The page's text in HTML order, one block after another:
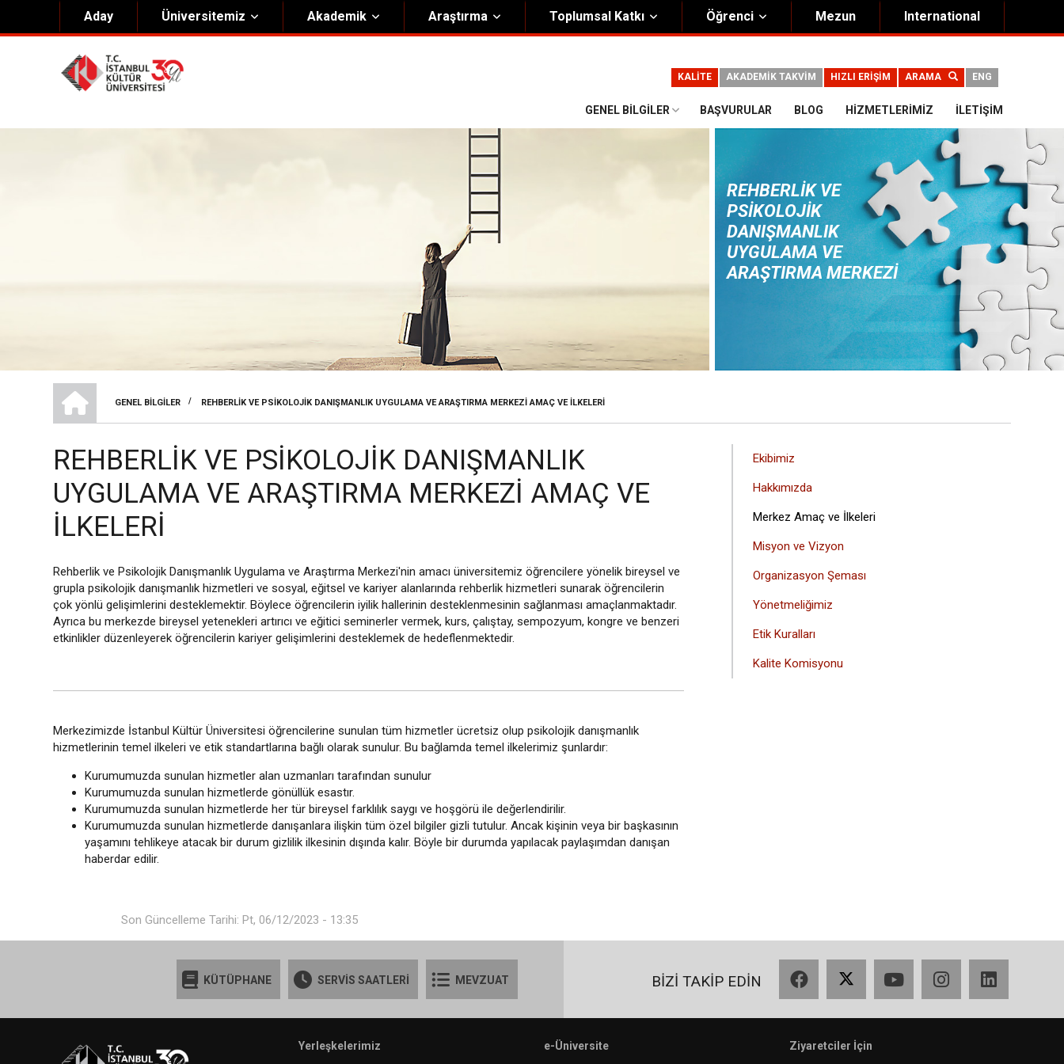
Aday Üniversitemiz
Hakkımızda
Genel Bilgiler
Akademik Araştırma Toplumsal Katkı Öğrenci Mezun International
ENG
ARAMA
HIZLI ERİŞİM
AKADEMİK TAKVİM
KALİTE
GENEL BILGILER BAŞVURULAR BLOG HIZMETLERIMIZ İLETIŞIM
REHBERLIK VE
PSIKOLOJIK
DANIŞMANLIK
UYGULAMA VE
ARAŞTIRMA MERKEZI
SAYFA
YOLU
GENEL BILGILER
/ REHBERLIK VE PSIKOLOJIK DANIŞMANLIK UYGULAMA VE ARAŞTIRMA MERKEZI AMAÇ VE İLKELERI
REHBERLIK VE PSIKOLOJIK DANIŞMANLIK
UYGULAMA VE ARAŞTIRMA MERKEZI AMAÇ VE
İLKELERI
Rehberlik ve Psikolojik Danışmanlık Uygulama ve Araştırma Merkezi'nin amacı üniversitemiz öğrencilere yönelik bireysel ve
grupla psikolojik danışmanlık hizmetleri ve sosyal, eğitsel ve kariyer alanlarında rehberlik hizmetleri sunarak öğrencilerin
çok yönlü gelişimlerini desteklemektir. Böylece öğrencilerin iyilik hallerinin desteklenmesinin sağlanması amaçlanmaktadır.
Ayrıca bu merkezde bireysel yetenekleri artırıcı ve eğitici seminerler vermek, kurs, çalıştay, sempozyum, kongre ve benzeri
etkinlikler düzenleyerek öğrencilerin kariyer gelişimlerini desteklemek de hedeflenmektedir.
Merkezimizde İstanbul Kültür Üniversitesi öğrencilerine sunulan tüm hizmetler ücretsiz olup psikolojik danışmanlık
hizmetlerinin temel ilkeleri ve etik standartlarına bağlı olarak sunulur. Bu bağlamda temel ilkelerimiz şunlardır:
Kurumumuzda sunulan hizmetler alan uzmanları tarafından sunulur
Kurumumuzda sunulan hizmetlerde gönüllük esastır.
Kurumumuzda sunulan hizmetlerde her tür bireysel farklılık saygı ve hoşgörü ile değerlendirilir.
Kurumumuzda sunulan hizmetlerde danışanlara ilişkin tüm özel bilgiler gizli tutulur. Ancak kişinin veya bir başkasının
yaşamını tehlikeye atacak bir durum gizlilik ilkesinin dışında kalır. Böyle bir durumda yapılacak paylaşımdan danışan
haberdar edilir.
ANA
MENÜSÜ
Ekibimiz
Hakkımızda
Merkez Amaç ve İlkeleri
Misyon ve Vizyon
Organizasyon Şeması
Yönetmeliğimiz
Etik Kuralları
Kalite Komisyonu
Son Güncelleme Tarihi: Pt, 06/12/2023 - 13:35
KÜTÜPHANE SERVİS SAATLERİ MEVZUAT BİZİ TAKİP EDİN
Yerleşkelerimiz e-Üniversite Ziyaretciler İçin